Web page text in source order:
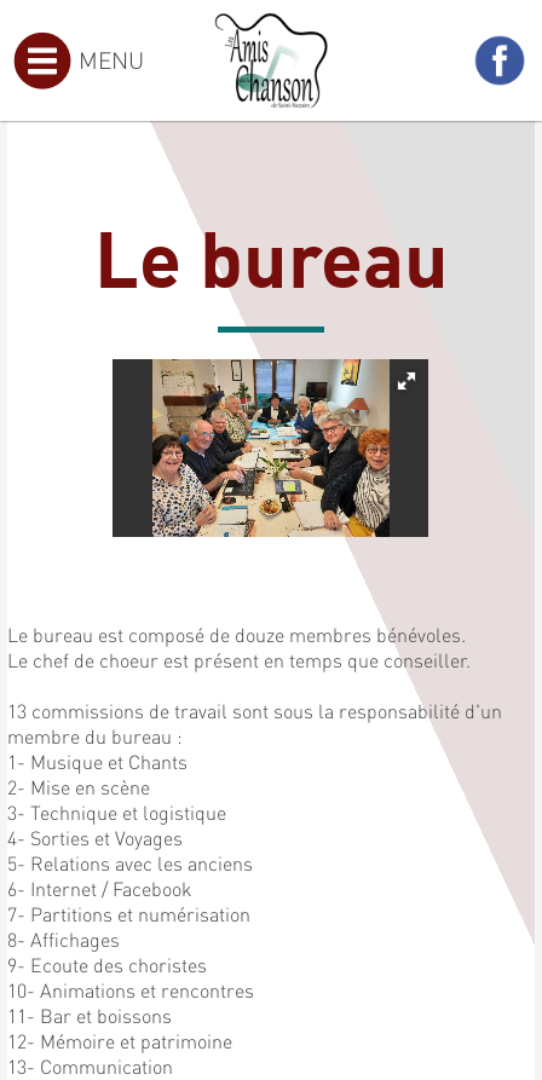
MENU
Le bureau
Le bureau est composé de douze membres bénévoles.
Le chef de choeur est présent en temps que conseiller.
13 commissions de travail sont sous la responsabilité d'un
membre du bureau :
1- Musique et Chants
2- Mise en scène
3- Technique et logistique
4- Sorties et Voyages
5- Relations avec les anciens
6- Internet / Facebook
7- Partitions et numérisation
8- Affichages
9- Ecoute des choristes
10- Animations et rencontres
11- Bar et boissons
12- Mémoire et patrimoine
13- Communication